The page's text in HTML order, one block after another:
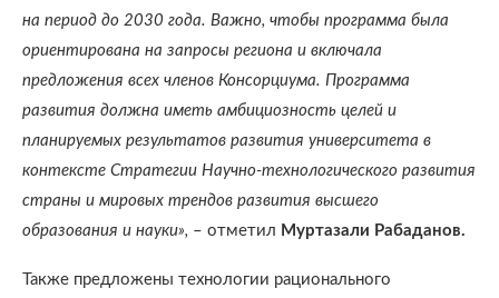
на период до 2030 года. Важно, чтобы программа была
ориентирована на запросы региона и включала
предложения всех членов Консорциума. Программа
развития должна иметь амбициозность целей и
планируемых результатов развития университета в
контексте Стратегии Научно-технологического развития
страны и мировых трендов развития высшего
образования и науки», – отметил Муртазали Рабаданов.
Также предложены технологии рационального